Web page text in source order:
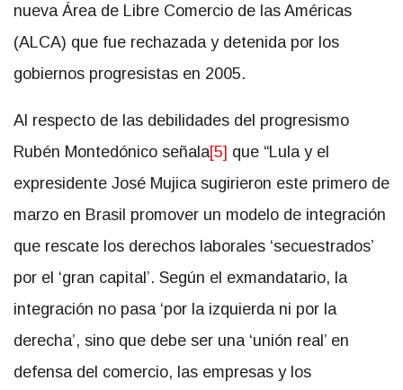
gobiernos progresistas en 2005.
Al respecto de las debilidades del progresismo
expresidente José Mujica sugirieron este primero de
marzo en Brasil promover un modelo de integración
que rescate los derechos laborales ‘secuestrados’
por el ‘gran capital’. Según el exmandatario, la
integración no pasa ‘por la izquierda ni por la
derecha’, sino que debe ser una ‘unión real’ en
defensa del comercio, las empresas y los
asalariados de la región.”